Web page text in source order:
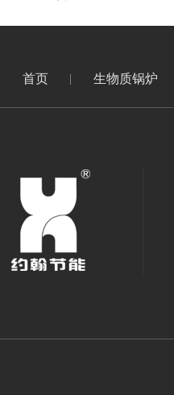
首页 生物质锅炉